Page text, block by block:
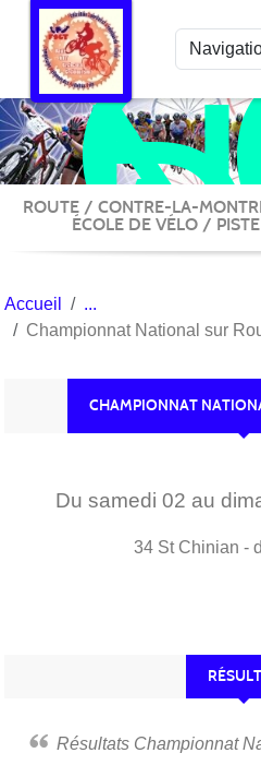
ROUTE / CONTRE-LA-
ÉCOLE DE VÉLO /
Accueil
Championnat National sur
CHAMPIONNAT
Du samedi 02 au
34 St Chinian -
Résultats Championnat
Panneau de gestion des cookies